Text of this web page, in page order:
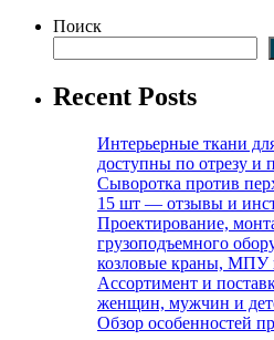
Поиск
Recent Posts
Интерьерные ткани
доступны по отрезу и
Сыворотка против
15 шт — отзывы и
Проектирование,
грузоподъемного
козловые краны, МПУ
Ассортимент и
женщин, мужчин и
Обзор особенностей